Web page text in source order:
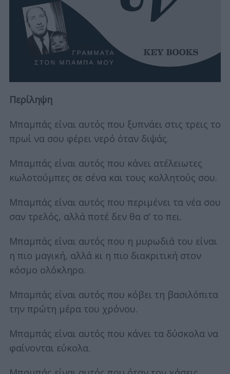
Περίληψη
Μπαμπάς είναι αυτός που ξυπνάει στις τρεις το
πρωί να σου φέρει νερό όταν διψάς.
Μπαμπάς είναι αυτός που κάνει ατέλειωτες
κωλοτούμπες σε σένα και τους κολλητούς σου.
Μπαμπάς είναι αυτός που περιμένει τα νέα σου
σαν τρελός, αλλά ποτέ δεν θα σ’ το πει.
Μπαμπάς είναι αυτός που η μυρωδιά του είναι
η πιο μαγική, αλλά κι η πιο διακριτική στον
κόσμο ολόκληρο.
Μπαμπάς είναι αυτός που κόβει τη βασιλόπιτα
την πρώτη μέρα του χρόνου.
Μπαμπάς είναι αυτός που κάνει τα δύσκολα να
φαίνονται εύκολα.